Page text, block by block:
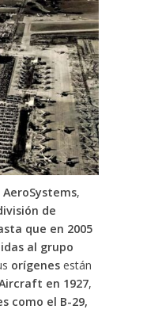
,
de
que en 2005
al grupo
orígenesestán
en 1927,
como el B-29,